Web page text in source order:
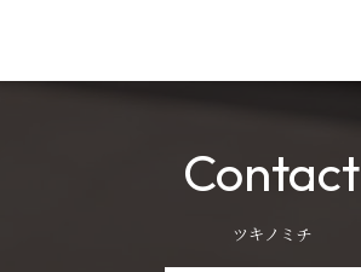
Contact
ツキノミチ